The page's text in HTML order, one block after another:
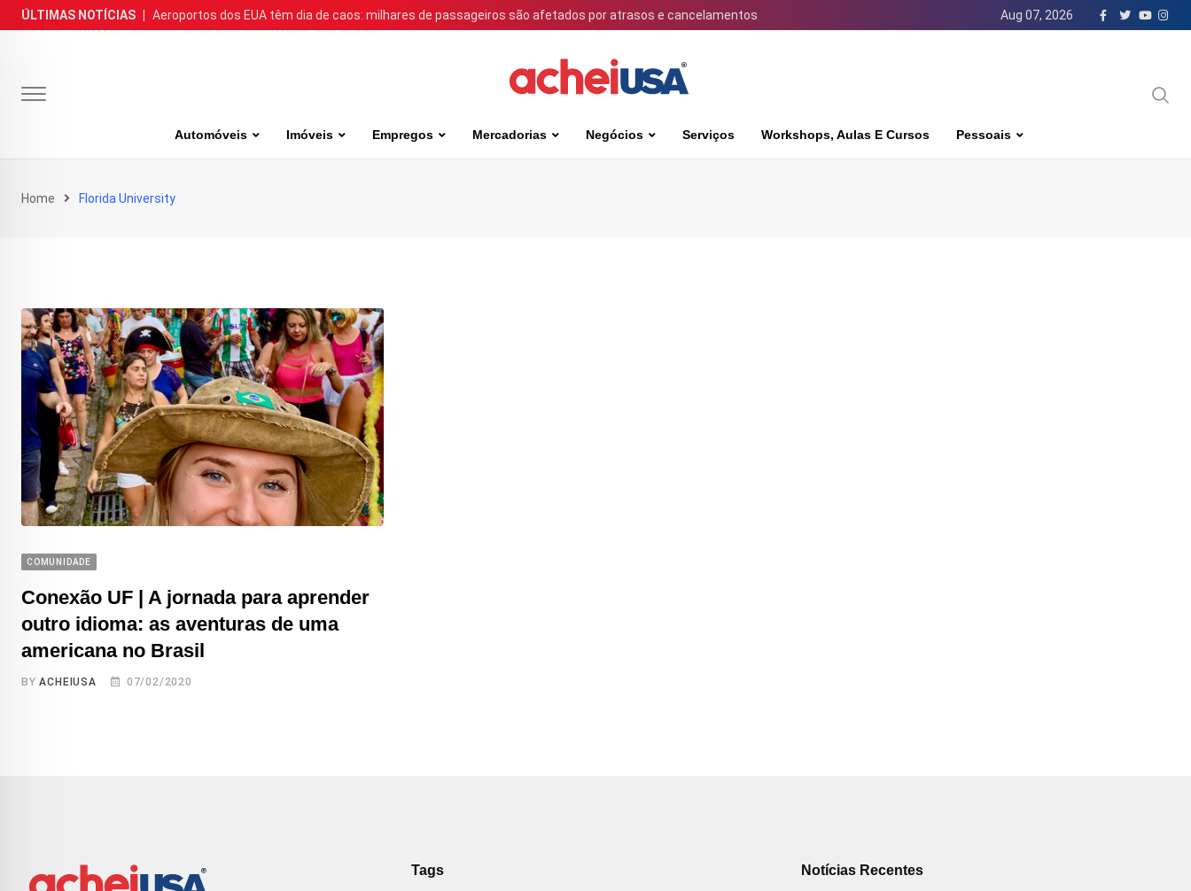
Skip
to
ÚLTIMAS NOTÍCIAS Aeroportos dos EUA têm dia de caos: milhares de passageiros são afetados por atrasos e cancelamentos Aug 07, 2026
Automóveis Imóveis Empregos Mercadorias Negócios Serviços Workshops, Aulas E Cursos Pessoais
Home Florida University
COMUNIDADE
Conexão UF | A jornada para aprender
outro idioma: as aventuras de uma
americana no Brasil
BYACHEIUSA 07/02/2020
Tags Notícias Recentes